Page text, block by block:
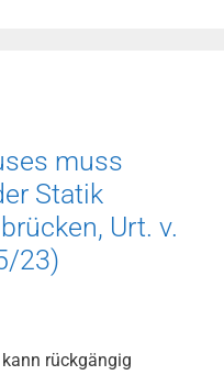
muss
Statik
Urt. v.
23)
rückgängig